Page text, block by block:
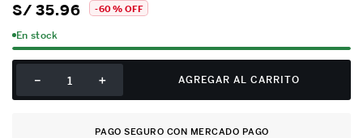
S/ 35.96 -60 % OFF
En stock
＋
－ AGREGAR AL CARRITO
PAGO SEGURO CON MERCADO PAGO